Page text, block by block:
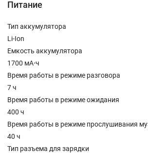
Питание
Тип аккумулятора
Li-Ion
Емкость аккумулятора
1700 мА⋅ч
Время работы в режиме разговора
7 ч
Время работы в режиме ожидания
400 ч
Время работы в режиме прослушивания
40 ч
Тип разъема для зарядки